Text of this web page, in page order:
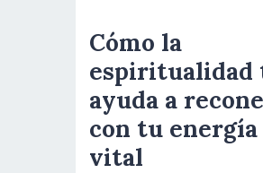
Cómo la
espiritualidad
ayuda a
con tu energía
vital